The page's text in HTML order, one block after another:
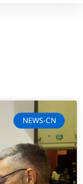
NEWS-CN